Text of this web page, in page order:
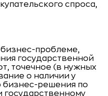
спроса,
проблеме,
государственной
точечное (в нужных
о наличии у
бизнес-решения по